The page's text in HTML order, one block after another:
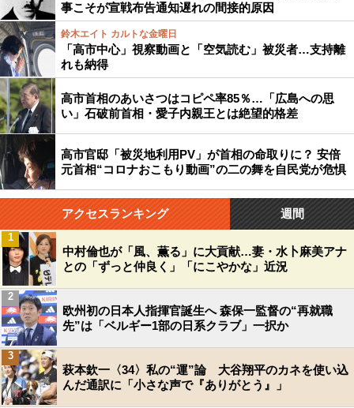
事こそが宣戦布告通知遅れの間接的原因
鈴木エイト カルトな金曜日
「高市中心」視察動画と「空気読む」被災者…支持離
れも納得
高市首相のあいさつはコピペ率85％…「広島への思
い」石破前首相・愛子内親王とは絶望的格差
高市官邸「被災地利用PV」が首相の命取りに？ 安倍
元首相“コロナおこもり動画”の二の舞を自民党が危惧
アクセスランキング 週間
中村倫也が「風、薫る」に大貢献…妻・水卜麻美アナ
との「ずっと仲良く」「にこやかな」近況
1
欧州初の日本人指揮官誕生へ 森保一監督の“再就職
先”は「ベルギー1部の日系クラブ」一択か
2
萩本欽一〈34〉私の“運”論 大谷翔平のカネを使い込
んだ通訳に「小さな声で『ありがとう』」
3